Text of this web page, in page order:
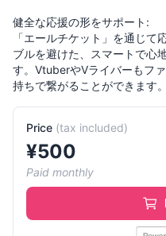
健全な応援の形をサポート:
「エールチケット」を通じて
ブルを避けた、スマートで心
す。VtuberやVライバーもフ
持ちで繋がることができます。
Price (tax included)
¥500
Paid monthly